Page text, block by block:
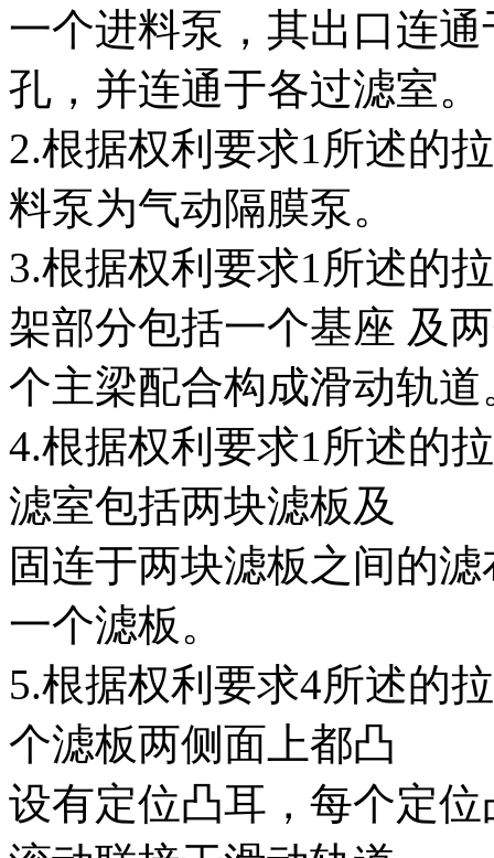
一个进料泵，其出口连
孔，并连通于各过滤室。
2.根据权利要求1所述的
料泵为气动隔膜泵。
3.根据权利要求1所述的
架部分包括一个基座 及
个主梁配合构成滑动轨道
4.根据权利要求1所述的
滤室包括两块滤板及
固连于两块滤板之间的
一个滤板。
5.根据权利要求4所述的
个滤板两侧面上都凸
设有定位凸耳，每个定